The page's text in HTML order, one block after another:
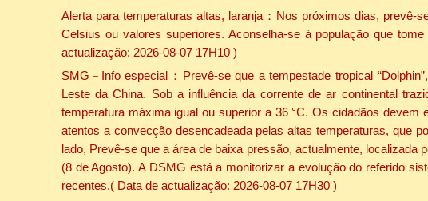
Alerta para temperaturas altas, laranja：Nos próximos dias,
Celsius ou valores superiores. Aconselha-se à população que
actualização: 2026-08-07 17H10 )
SMG－Info especial：Prevê-se que a tempestade tropical
Leste da China. Sob a influência da corrente de ar continental
temperatura máxima igual ou superior a 36 °C. Os cidadãos
atentos a convecção desencadeada pelas altas temperaturas, que
lado, Prevê-se que a área de baixa pressão, actualmente, localizada
(8 de Agosto). A DSMG está a monitorizar a evolução do referido
recentes.( Data de actualização: 2026-08-07 17H30 )